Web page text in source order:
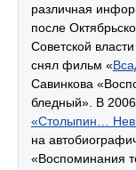
различная
после
Советской
снял фильм «
Савинкова
бледный». В
«Столыпин…
на
«Воспоминания